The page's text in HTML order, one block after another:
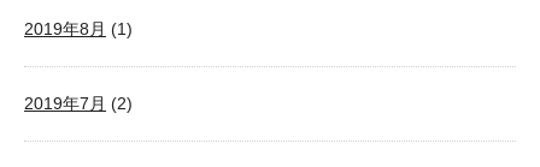
2019年8月 (1)
2019年7月 (2)